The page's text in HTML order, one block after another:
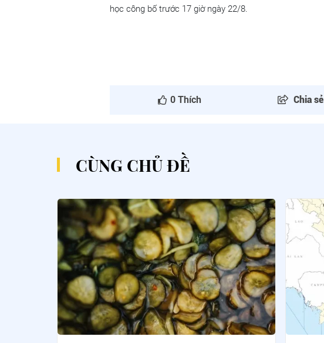
học công bố trước 17 giờ ngày 22/8.
0Thích Chia sẻ
CÙNG CHỦ ĐỀ